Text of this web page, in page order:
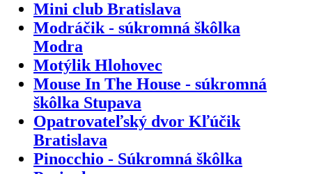
Mini club Bratislava
Modráčik - súkromná škôlka
Modra
Motýlik Hlohovec
Mouse In The House - súkromná
škôlka Stupava
Opatrovateľský dvor Kľúčik
Bratislava
Pinocchio - Súkromná škôlka